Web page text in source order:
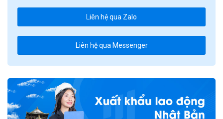
Liên hệ qua Zalo
Liên hệ qua Messenger